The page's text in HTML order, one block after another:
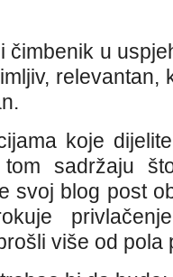
čimbenik u
relevantan,
koje
sadržaju
svoj blog post
više od